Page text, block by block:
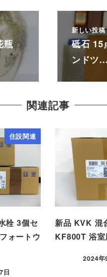
瓶
新しい投
砥石 15
ンドツ…
関連記事
住設関連
栓 3個セ
ォートウ
日
新品 KVK 混
KF800T 浴
2024年